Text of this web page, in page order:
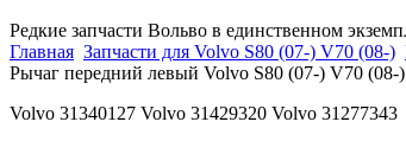
Редкие запчасти Вольво в единственном
Главная Запчасти для Volvo S80 (07-) V70 (08-)
Рычаг передний левый Volvo S80 (07-) V70 (08-)
Volvo 31340127 Volvo 31429320 Volvo 31277343